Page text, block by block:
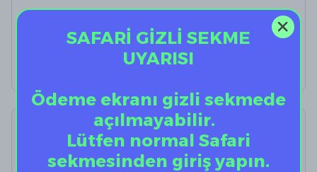
%40
₺ 12.50 ₺ 7.50
AirPods Kulaklık
Temizleyici
SAFARİ GİZLİ SEKME
UYARISI
Ödeme ekranı gizli sekmede
açılmayabilir.
Lütfen normal Safari
sekmesinden giriş yapın.